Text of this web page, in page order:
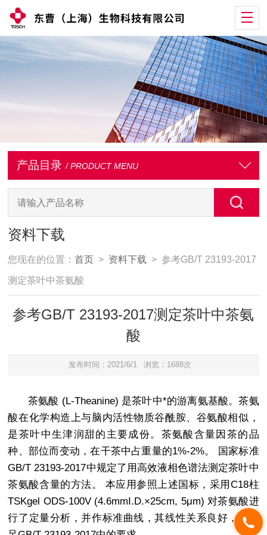
产品目录 / PRODUCT MENU
资料下载
您现在的位置：首页 > 资料下载 > 参考GB/T 23193-2017
测定茶叶中茶氨酸
参考GB/T 23193-2017测定茶叶中茶氨
酸
发布时间：2021/6/1 浏览：1688次
茶氨酸 (L-Theanine) 是茶叶中*的游离氨基酸。茶氨
酸在化学构造上与脑内活性物质谷酰胺、谷氨酸相似，
是茶叶中生津润甜的主要成份。茶氨酸含量因茶的品
种、部位而变动，在干茶中占重量的1%-2%。 国家标准
GB/T 23193-2017中规定了用高效液相色谱法测定茶叶中
茶氨酸含量的方法。 本应用参照上述国标，采用C18柱
TSKgel ODS-100V (4.6mmI.D.×25cm, 5μm) 对茶氨酸进
行了定量分析，并作标准曲线，其线性关系良好，可满